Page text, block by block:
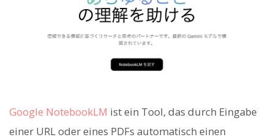
Google NotebookLM ist ein Tool, das durch Eingabe
einer URL oder eines PDFs automatisch einen